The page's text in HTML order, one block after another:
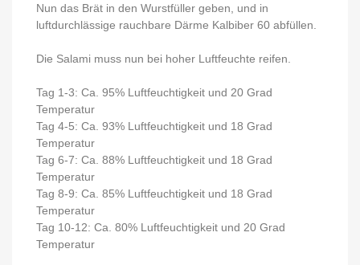
Nun das Brät in den Wurstfüller geben, und in
luftdurchlässige rauchbare Därme Kalbiber 60 abfüllen.
Die Salami muss nun bei hoher Luftfeuchte reifen.
Tag 1-3: Ca. 95% Luftfeuchtigkeit und 20 Grad
Temperatur
Tag 4-5: Ca. 93% Luftfeuchtigkeit und 18 Grad
Temperatur
Tag 6-7: Ca. 88% Luftfeuchtigkeit und 18 Grad
Temperatur
Tag 8-9: Ca. 85% Luftfeuchtigkeit und 18 Grad
Temperatur
Tag 10-12: Ca. 80% Luftfeuchtigkeit und 20 Grad
Temperatur